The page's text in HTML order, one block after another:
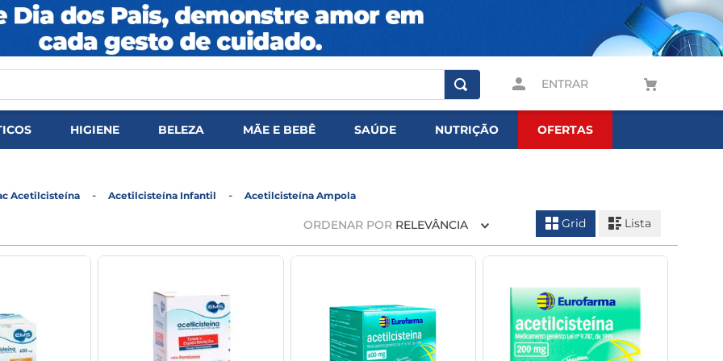
ENTRAR
HIGIENE BELEZA MÃE E BEBÊ SAÚDE NUTRIÇÃO OFERTAS
Acetilcisteína Acetilcisteína Infantil Acetilcisteína Ampola
ORDENAR POR RELEVÂNCIA Grid Lista